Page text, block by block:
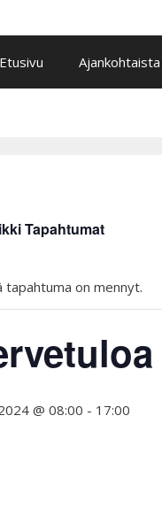
Etusivu Ajankohtaista
Tapahtumat
tapahtuma on mennyt.
@ 08:00 - 17:00